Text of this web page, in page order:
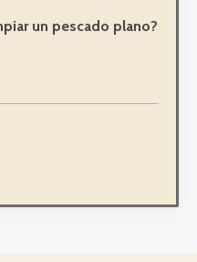
un pescado plano?